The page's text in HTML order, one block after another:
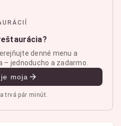
denné menu a
jednoducho a zadarmo.
moja
trvá pár minút.